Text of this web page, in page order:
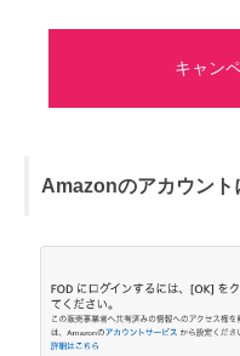
キャン
Amazonのアカウント